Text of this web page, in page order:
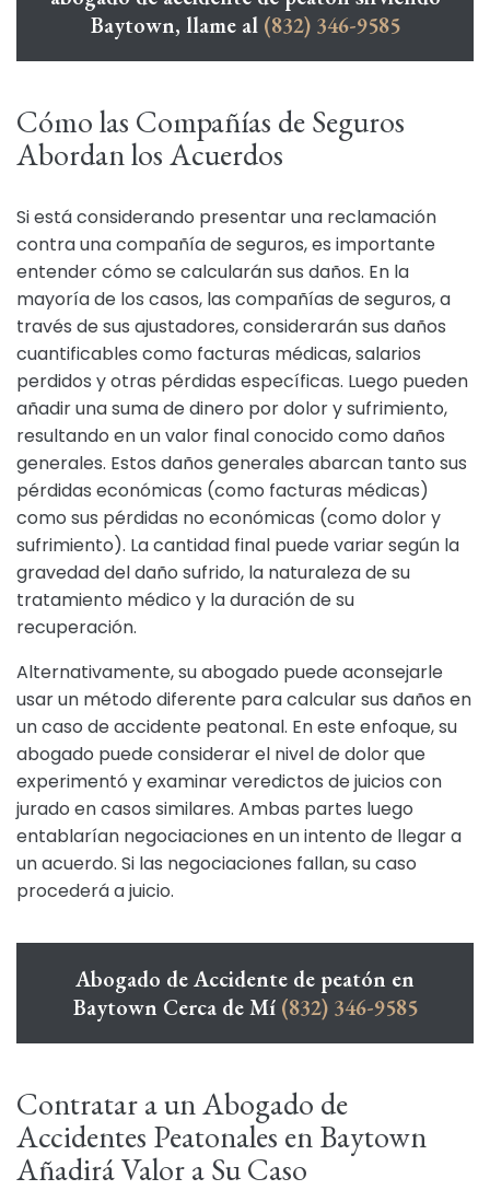
Baytown, llame al (832) 346-9585
Cómo las Compañías de Seguros
Abordan los Acuerdos
Si está considerando presentar una reclamación
contra una compañía de seguros, es importante
entender cómo se calcularán sus daños. En la
mayoría de los casos, las compañías de seguros, a
través de sus ajustadores, considerarán sus daños
cuantificables como facturas médicas, salarios
perdidos y otras pérdidas específicas. Luego pueden
añadir una suma de dinero por dolor y sufrimiento,
resultando en un valor final conocido como daños
generales. Estos daños generales abarcan tanto sus
pérdidas económicas (como facturas médicas)
como sus pérdidas no económicas (como dolor y
sufrimiento). La cantidad final puede variar según la
gravedad del daño sufrido, la naturaleza de su
tratamiento médico y la duración de su
recuperación.
Alternativamente, su abogado puede aconsejarle
usar un método diferente para calcular sus daños en
un caso de accidente peatonal. En este enfoque, su
abogado puede considerar el nivel de dolor que
experimentó y examinar veredictos de juicios con
jurado en casos similares. Ambas partes luego
entablarían negociaciones en un intento de llegar a
un acuerdo. Si las negociaciones fallan, su caso
procederá a juicio.
Abogado de Accidente de peatón en
Baytown Cerca de Mí (832) 346-9585
Contratar a un Abogado de
Accidentes Peatonales en Baytown
Añadirá Valor a Su Caso